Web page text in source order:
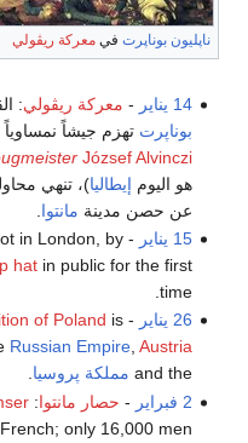
ناپليون بوناپرت في معركة ريڤولي
14 يناير - معركة ريڤولي:
بوناپرت تهزم جيشاً نمساوياً من 28,000
József Alvinczi
هو اليوم إيطاليا)، تنهي
عن حصن مدينة مانتوا
15 يناير
-
in London, by
hatin public for the first
time.
26 يناير
- The Treaty of the
of Poland is
Russian Empire, Austria
and the مملكة پروسيا.
2 فبراير
- حصار مانتوا: Field marshal
only 16,000 men